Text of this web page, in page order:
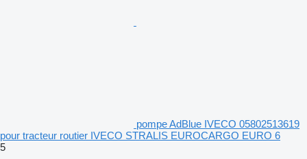
pompe AdBlue IVECO 05802513619
pour tracteur routier IVECO STRALIS EUROCARGO EURO 6
5